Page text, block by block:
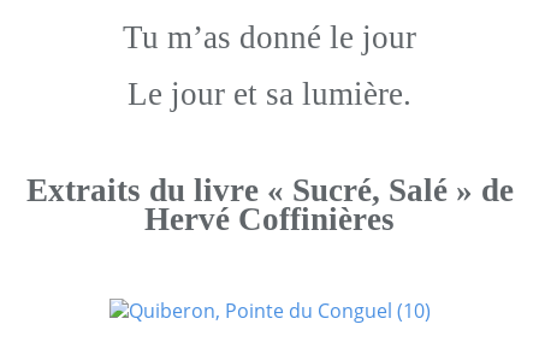
Tu m’as donné le jour
Le jour et sa lumière.
Extraits du livre « Sucré, Salé » de
Hervé Coffinières